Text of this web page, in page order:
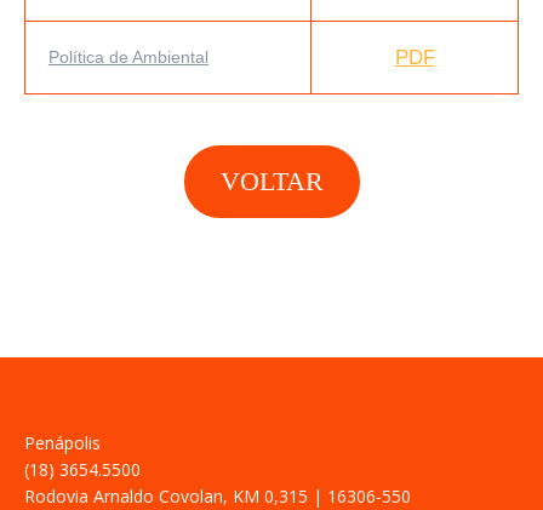
Política de Ambiental PDF
VOLTAR
Penápolis
(18) 3654.5500
Rodovia Arnaldo Covolan, KM 0,315 | 16306-550